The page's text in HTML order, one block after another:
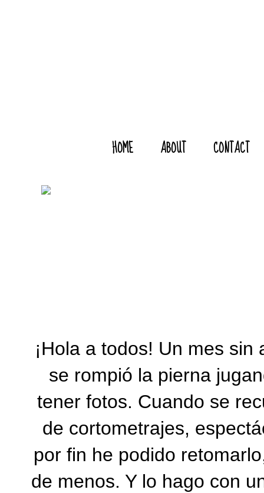
HOME ABOUT CONTACT
¡Hola a todos! Un mes
se rompió la pierna
tener fotos. Cuando se
de cortometrajes,
por fin he podido
de menos. Y lo hago con